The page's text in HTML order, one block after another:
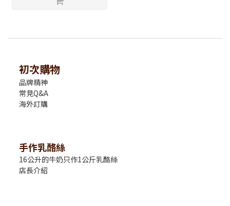
初次購物
品牌精神
常見Q&A
海外訂購
手作乳酪絲
16公升的牛奶只作1公斤乳酪絲
店長介紹